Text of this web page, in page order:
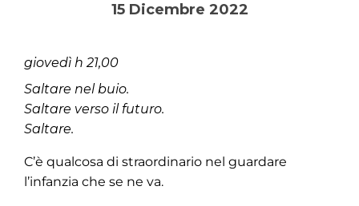
15 Dicembre 2022
giovedì h 21,00
Saltare nel buio.
Saltare verso il futuro.
Saltare.
C’è qualcosa di straordinario nel guardare
l’infanzia che se ne va.